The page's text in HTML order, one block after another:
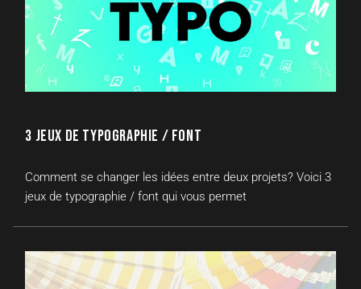
3 JEUX DE TYPOGRAPHIE / FONT
Comment se changer les idées entre deux projets? Voici 3
jeux de typographie / font qui vous permet